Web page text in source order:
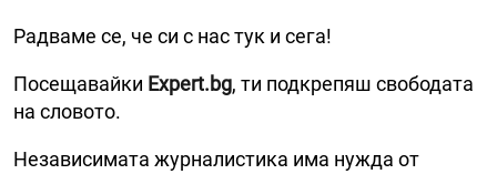
Радваме се, че си с нас тук и сега!
Посещавайки Expert.bg, ти подкрепяш свободата
на словото.
Независимата журналистика има нужда от